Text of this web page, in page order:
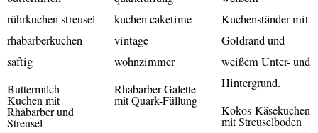
Buttermilch
Kuchen mit
Rhabarber und
Streusel
Rhabarber Galette
mit Quark-Füllung
Kokos-Käsekuchen
mit Streuselboden